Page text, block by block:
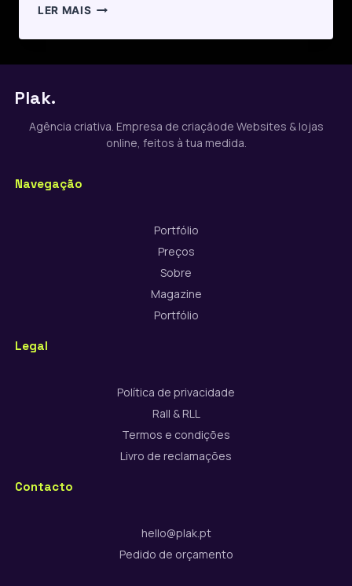
LER MAIS
Plak.
Agência criativa. Empresa de criaçãode Websites & lojas
online, feitos à tua medida.
Navegação
Portfólio
Preços
Sobre
Magazine
Portfólio
Legal
Política de privacidade
Rall & RLL
Termos e condições
Livro de reclamações
Contacto
hello@plak.pt
Pedido de orçamento